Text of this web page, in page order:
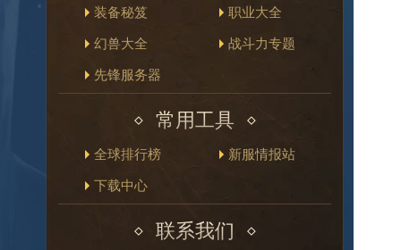
装备秘笈 职业大全
幻兽大全 战斗力专题
先锋服务器
常用工具
全球排行榜 新服情报站
下载中心
联系我们